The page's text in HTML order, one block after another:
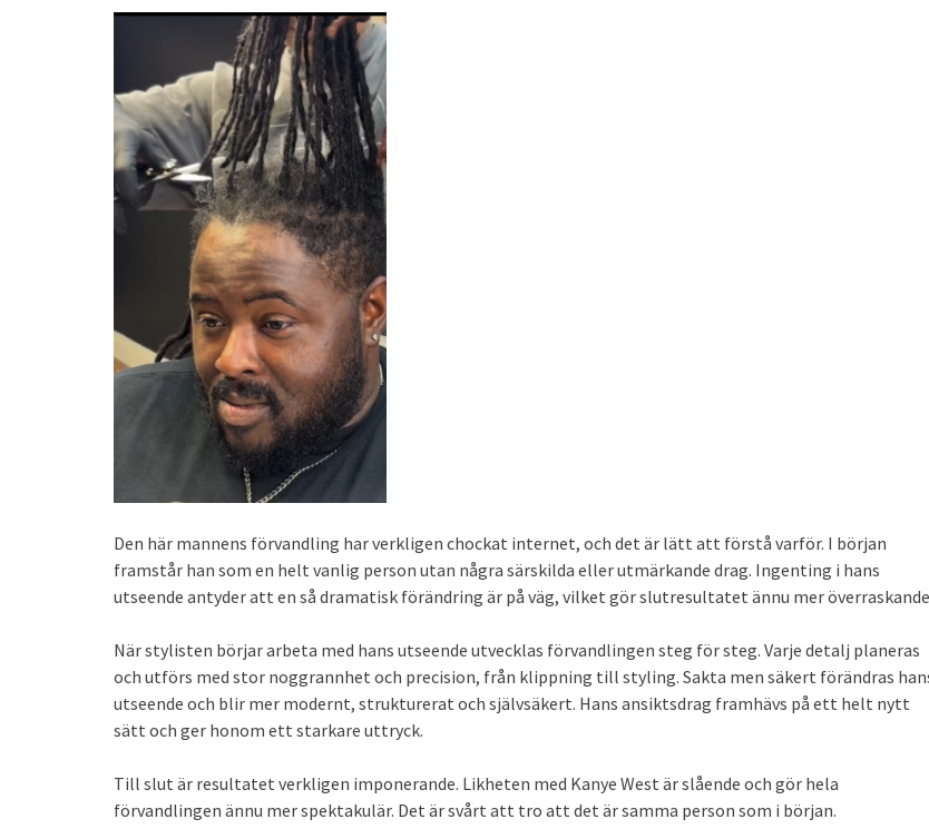
Den här mannens förvandling har verkligen chockat internet, och det är lätt att förstå varför. I början
framstår han som en helt vanlig person utan några särskilda eller utmärkande drag. Ingenting i hans
utseende antyder att en så dramatisk förändring är på väg, vilket gör slutresultatet ännu mer
När stylisten börjar arbeta med hans utseende utvecklas förvandlingen steg för steg. Varje detalj planeras
och utförs med stor noggrannhet och precision, från klippning till styling. Sakta men säkert förändras
utseende och blir mer modernt, strukturerat och självsäkert. Hans ansiktsdrag framhävs på ett helt nytt
sätt och ger honom ett starkare uttryck.
Till slut är resultatet verkligen imponerande. Likheten med Kanye West är slående och gör hela
förvandlingen ännu mer spektakulär. Det är svårt att tro att det är samma person som i början.